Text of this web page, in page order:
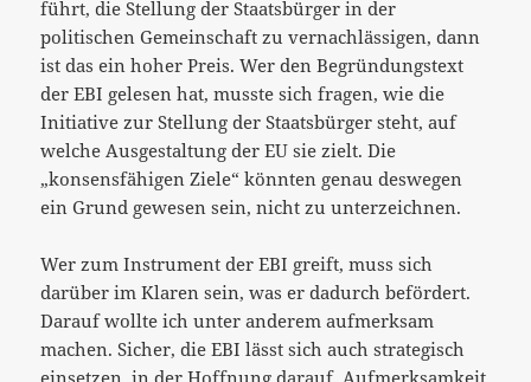
führt, die Stellung der Staatsbürger in der
politischen Gemeinschaft zu vernachlässigen, dann
ist das ein hoher Preis. Wer den Begründungstext
der EBI gelesen hat, musste sich fragen, wie die
Initiative zur Stellung der Staatsbürger steht, auf
welche Ausgestaltung der EU sie zielt. Die
„konsensfähigen Ziele“ könnten genau deswegen
ein Grund gewesen sein, nicht zu unterzeichnen.
Wer zum Instrument der EBI greift, muss sich
darüber im Klaren sein, was er dadurch befördert.
Darauf wollte ich unter anderem aufmerksam
machen. Sicher, die EBI lässt sich auch strategisch